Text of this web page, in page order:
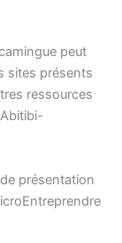
peut
sites présents
ressources
présentation